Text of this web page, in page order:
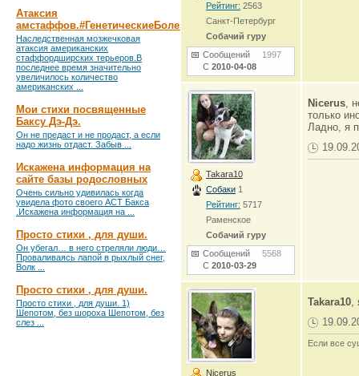
Атаксия
амстаффов.#ГенетическиеБолезни
Наследственная мозжечковая
атаксия американских
стаффордширских терьеров.В
последнее время значительно
увеличилось количество
американских ...
Мои стихи посвященные
Баксу Дэ-Дэ.
Он не предаст и не продаст, а если
надо жизнь отдаст. Забыв ...
Искажена информация на
сайте базы родословных
Очень сильно удивилась когда
увидела фото своего АСТ Бакса
.Искажена информация на ...
Просто стихи , для души.
Он убегал… в него стреляли люди…
Проваливаясь лапой в рыхлый снег,
Волк ...
Просто стихи , для души.
Просто стихи , для души. 1)
Шепотом, без шороха Шепотом, без
слез ...
Рейтинг: 2563
Санкт-Петербург
Собачий гуру
Сообщений 1997
С 2010-04-08
Takara10
Собаки 1
Рейтинг: 5717
Раменское
Собачий гуру
Сообщений 5568
С 2010-03-29
Nicerus,
только
Ладно, я
Nicerus
Takara10,
Если все